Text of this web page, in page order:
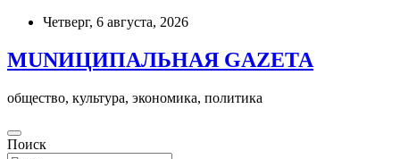
Skip
content
Четверг, 6 августа, 2026
MUNИЦИПАЛЬНАЯ GAZЕТА
общество, культура, экономика, политика
Поиск